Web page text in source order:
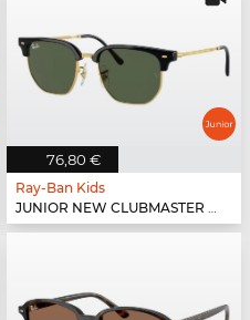
76,80 €
Ray-Ban Kids
JUNIOR NEW CLUBMASTER - 100/71